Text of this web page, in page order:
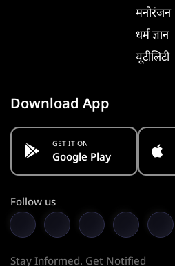
मनोरंजन
धर्म ज्ञान
यूटीलिटी
Download App
GET IT ON
Google Play
Follow us
Stay Informed. Get Notified